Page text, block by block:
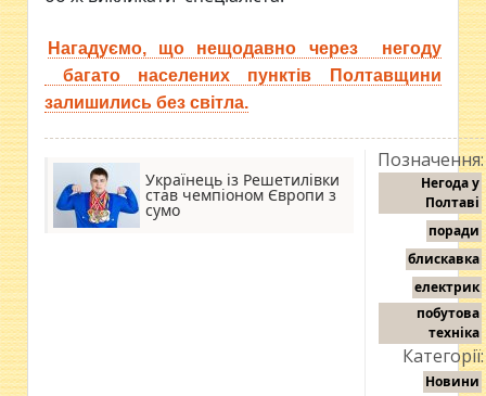
Нагадуємо, що нещодавно через негоду
багато населених пунктів Полтавщини
залишились без світла.
Українець із Решетилівки
став чемпіоном Європи з
сумо
Позначення:
Негода у
Полтаві
поради
блискавка
електрик
побутова
техніка
Категорії:
Новини